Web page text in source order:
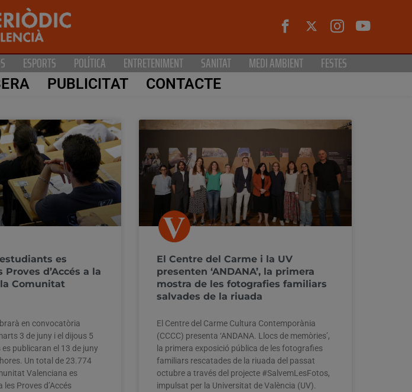
ESPORTS POLÍTICA ENTRETENIMENT SANITAT MEDI AMBIENT FESTES
PUBLICITAT CONTACTE
es
d’Accés a la
Comunitat
en convocatòria
3 de juny i el dijous 5
publicaran el 13 de juny
Un total de 23.774
Valenciana es
Proves d’Accés
El Centre del Carme i la UV
presenten ‘ANDANA’, la primera
mostra de les fotografies familiars
salvades de la riuada
El Centre del Carme Cultura Contemporània
(CCCC) presenta ‘ANDANA. Llocs de memòries’,
la primera exposició pública de les fotografies
familiars rescatades de la riuada del passat
octubre a través del projecte #SalvemLesFotos,
impulsat per la Universitat de València (UV).